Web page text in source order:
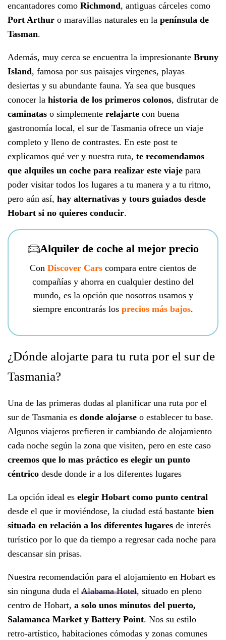
encantadores como Richmond, antiguas cárceles como
Port Arthur o maravillas naturales en la península de
Tasman.
Además, muy cerca se encuentra la impresionante Bruny
Island, famosa por sus paisajes vírgenes, playas
desiertas y su abundante fauna. Ya sea que busques
conocer la historia de los primeros colonos, disfrutar de
caminatas o simplemente relajarte con buena
gastronomía local, el sur de Tasmania ofrece un viaje
completo y lleno de contrastes. En este post te
explicamos qué ver y nuestra ruta, te recomendamos
que alquiles un coche para realizar este viaje para
poder visitar todos los lugares a tu manera y a tu ritmo,
pero aún así, hay alternativas y tours guiados desde
Hobart si no quieres conducir.
Alquiler de coche al mejor precio
Con Discover Cars compara entre cientos de
compañías y ahorra en cualquier destino del
mundo, es la opción que nosotros usamos y
siempre encontrarás los precios más bajos.
¿Dónde alojarte para tu ruta por el sur de
Tasmania?
Una de las primeras dudas al planificar una ruta por el
sur de Tasmania es donde alojarse o establecer tu base.
Algunos viajeros prefieren ir cambiando de alojamiento
cada noche según la zona que visiten, pero en este caso
creemos que lo mas práctico es elegir un punto
céntrico desde donde ir a los diferentes lugares
La opción ideal es elegir Hobart como punto central
desde el que ir moviéndose, la ciudad está bastante bien
situada en relación a los diferentes lugares de interés
turístico por lo que da tiempo a regresar cada noche para
descansar sin prisas.
Nuestra recomendación para el alojamiento en Hobart es
sin ninguna duda el Alabama Hotel, situado en pleno
centro de Hobart, a solo unos minutos del puerto,
Salamanca Market y Battery Point. Nos su estilo
retro-artístico, habitaciones cómodas y zonas comunes